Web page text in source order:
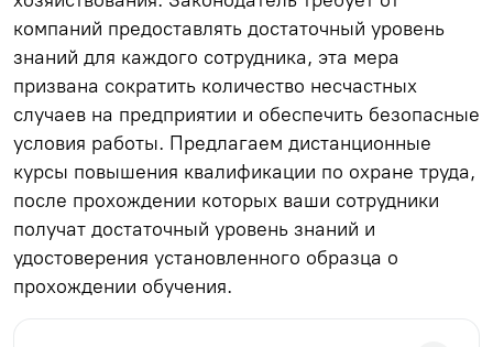
компаний предоставлять достаточный уровень
знаний для каждого сотрудника, эта мера
призвана сократить количество несчастных
случаев на предприятии и обеспечить безопасные
условия работы. Предлагаем дистанционные
курсы повышения квалификации по охране труда,
после прохождении которых ваши сотрудники
получат достаточный уровень знаний и
удостоверения установленного образца о
прохождении обучения.